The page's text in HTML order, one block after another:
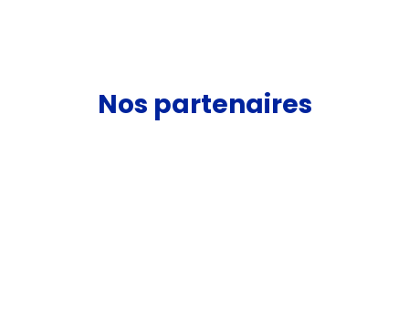
Nos partenaires